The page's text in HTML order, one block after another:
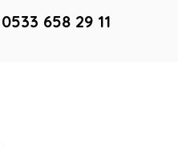
0533 658 29 11